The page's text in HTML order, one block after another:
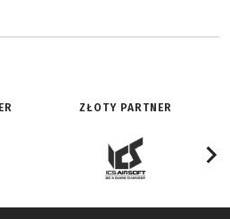
ZŁOTY PARTNER